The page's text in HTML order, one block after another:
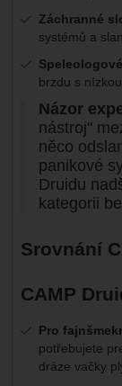
Záchranné
systémů a
brzdu s
Názor
nástroj"
něco
panikové
Druidu
kategorii
Srovnání
CAMP
Pro
potřebujete
dráze vačky